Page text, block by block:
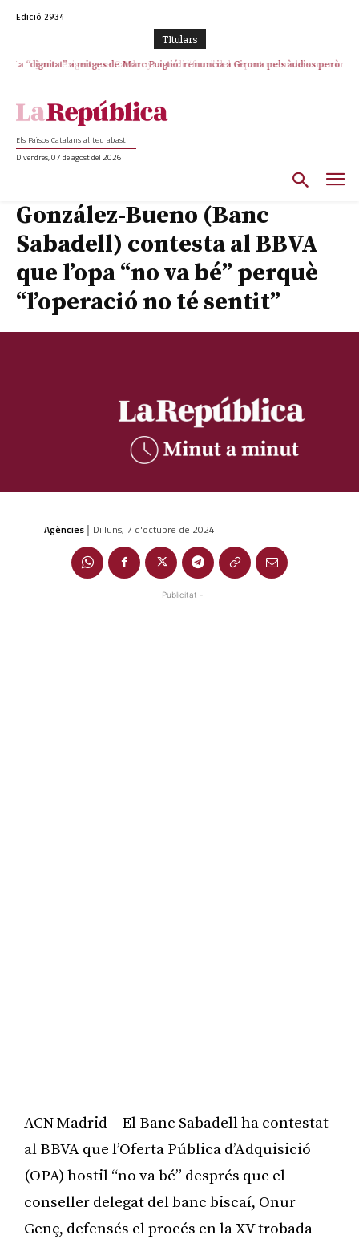
Edició 2934
TItulars
La “dignitat” a mitges de Marc Puigtió: renuncia a Girona pels àudios però
Junts exigeix que Catalunya quedi “fora” del repartiment dels menors
Els Països Catalans al teu abast
Divendres, 07 de agost del 2026
González-Bueno (Banc
Sabadell) contesta al BBVA
que l’opa “no va bé” perquè
“l’operació no té sentit”
Agències | Dilluns, 7 d'octubre de 2024
- Publicitat -
ACN Madrid – El Banc Sabadell ha contestat
al BBVA que l’Oferta Pública d’Adquisició
(OPA) hostil “no va bé” després que el
conseller delegat del banc biscaí, Onur
Genç, defensés el procés en la XV trobada